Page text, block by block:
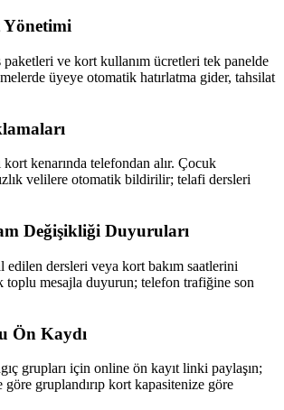
ve kort kullanım ücretleri tek panelde
üyeye otomatik hatırlatma gider, tahsilat
kenarında telefondan alır. Çocuk
velilere otomatik bildirilir; telafi dersleri
Değişikliği Duyuruları
edilen dersleri veya kort bakım saatlerini
toplu mesajla duyurun; telefon trafiğine son
Ön Kaydı
grupları için online ön kayıt linki paylaşın;
göre gruplandırıp kort kapasitenize göre